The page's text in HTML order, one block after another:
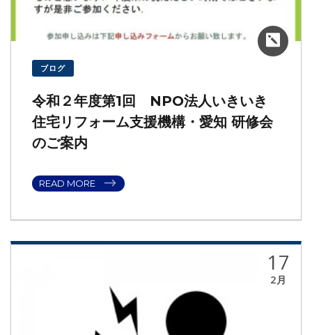
ブログ
令和２年度第1回 NPO法人いきいき
住宅リフォーム支援機構・愛知 研修会
のご案内
READ MORE
17
2月